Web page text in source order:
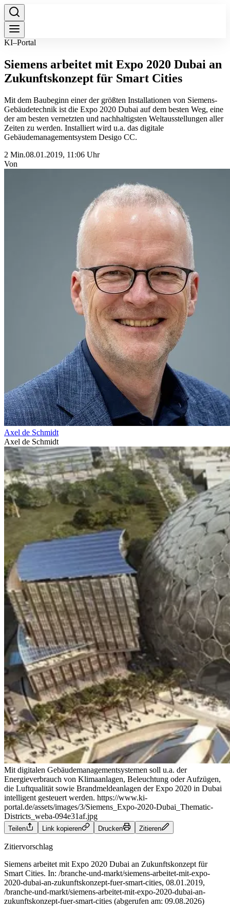
KI–Portal
Siemens arbeitet mit Expo 2020 Dubai an
Zukunftskonzept für Smart Cities
Mit dem Baubeginn einer der größten Installationen von Siemens-
Gebäudetechnik ist die Expo 2020 Dubai auf dem besten Weg, eine
der am besten vernetzten und nachhaltigsten Weltausstellungen aller
Zeiten zu werden. Installiert wird u.a. das digitale
Gebäudemanagementsystem Desigo CC.
2 Min.08.01.2019, 11:06 Uhr
Von
Axel de Schmidt
Axel de Schmidt
Mit digitalen Gebäudemanagementsystemen soll u.a. der
Energieverbrauch von Klimaanlagen, Beleuchtung oder Aufzügen,
die Luftqualität sowie Brandmeldeanlagen der Expo 2020 in Dubai
intelligent gesteuert werden. https://www.ki-
portal.de/assets/images/3/Siemens_Expo-2020-Dubai_Thematic-
Districts_weba-094e31af.jpg
Teilen Link kopieren Drucken Zitieren
Zitiervorschlag
Siemens arbeitet mit Expo 2020 Dubai an Zukunftskonzept für
Smart Cities. In: /branche-und-markt/siemens-arbeitet-mit-expo-
2020-dubai-an-zukunftskonzept-fuer-smart-cities, 08.01.2019,
/branche-und-markt/siemens-arbeitet-mit-expo-2020-dubai-an-
zukunftskonzept-fuer-smart-cities (abgerufen am: 09.08.2026)